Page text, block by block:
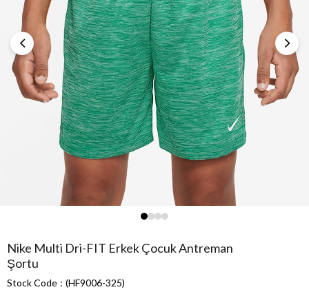
Nike Multi Dri-FIT Erkek Çocuk Antreman
Şortu
Stock Code (HF9006-325)